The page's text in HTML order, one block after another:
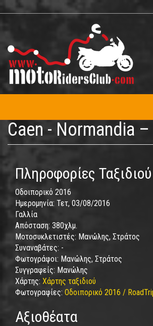
Παράκαμψη
προς
περιεχόμενο
Caen - Normandia
Πληροφορίες Ταξιδιού
Οδοιπορικό 2016
Ημερομηνία: Τετ, 03/08/2016
Γαλλία
Απόσταση: 380χλμ.
Μοτοσυκλετιστές: Μανώλης, Στράτος
Συναναβάτες: -
Φωτογράφοι: Μανώλης, Στράτος
Συγγραφείς: Μανώλης
Χάρτης: Χάρτης ταξιδιού
Φωτογραφίες: Οδοιπορικό 2016 /
Αξιοθέατα